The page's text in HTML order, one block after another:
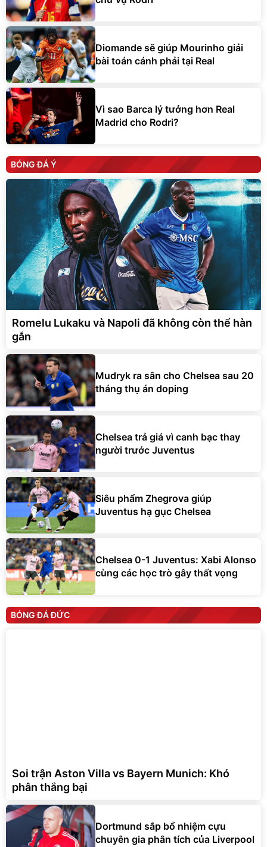
Diomande sẽ giúp Mourinho giải
bài toán cánh phải tại Real
Vì sao Barca lý tưởng hơn Real
Madrid cho Rodri?
BÓNG ĐÁ Ý
Romelu Lukaku và Napoli đã không còn thể hàn
gắn
Mudryk ra sân cho Chelsea sau 20
tháng thụ án doping
Chelsea trả giá vì canh bạc thay
người trước Juventus
Siêu phẩm Zhegrova giúp
Juventus hạ gục Chelsea
Chelsea 0-1 Juventus: Xabi Alonso
cùng các học trò gây thất vọng
BÓNG ĐÁ ĐỨC
Soi trận Aston Villa vs Bayern Munich: Khó
phân thắng bại
Dortmund sắp bổ nhiệm cựu
chuyên gia phân tích của Liverpool